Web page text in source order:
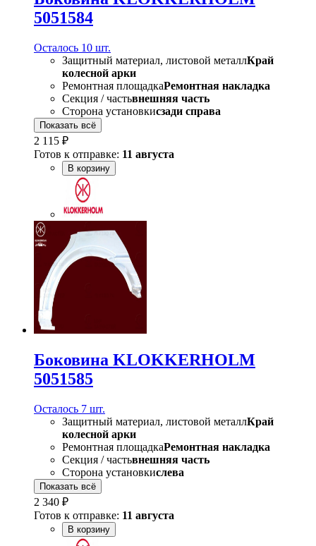
5051584
Осталось 10 шт.
Защитный материал, листовой металлКрай
колесной арки
Ремонтная площадкаРемонтная накладка
Секция / частьвнешняя часть
Сторона установкисзади справа
Показать всё
2 115 ₽
Готов к отправке: 11 августа
В корзину
Боковина KLOKKERHOLM
5051585
Осталось 7 шт.
Защитный материал, листовой металлКрай
колесной арки
Ремонтная площадкаРемонтная накладка
Секция / частьвнешняя часть
Сторона установкислева
Показать всё
2 340 ₽
Готов к отправке: 11 августа
В корзину